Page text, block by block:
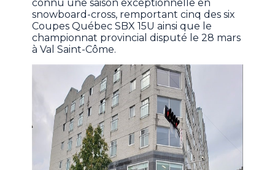
connu une saison exceptionnelle en
snowboard-cross, remportant cinq des six
Coupes Québec SBX 15U ainsi que le
championnat provincial disputé le 28 mars
à Val Saint-Côme.